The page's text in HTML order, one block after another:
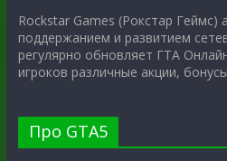
Rockstar Games (Рокстар Геймс)
поддержанием и развитием
регулярно обновляет ГТА
игроков различные акции,
Про GTA5